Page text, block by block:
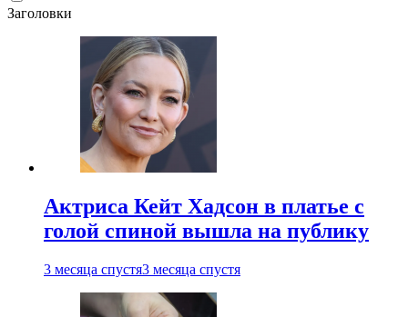
Заголовки
Актриса Кейт Хадсон в платье с
голой спиной вышла на публику
3 месяца спустя3 месяца спустя